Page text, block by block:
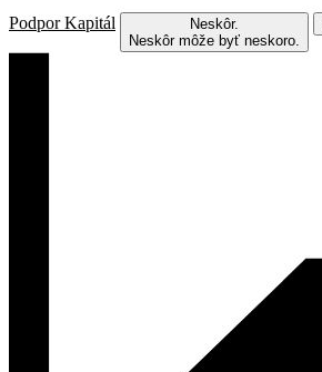
Podpor Kapitál
Neskôr.
Neskôr môže byť neskoro.